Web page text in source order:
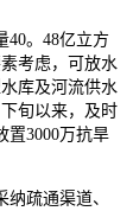
。48亿立方
考虑，可放水
库及河流供水
旬以来，及时
置3000万抗旱
疏通渠道、